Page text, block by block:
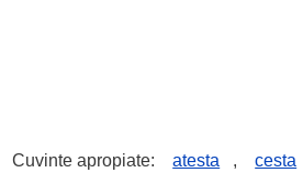
Cuvinte apropiate: atesta , cesta